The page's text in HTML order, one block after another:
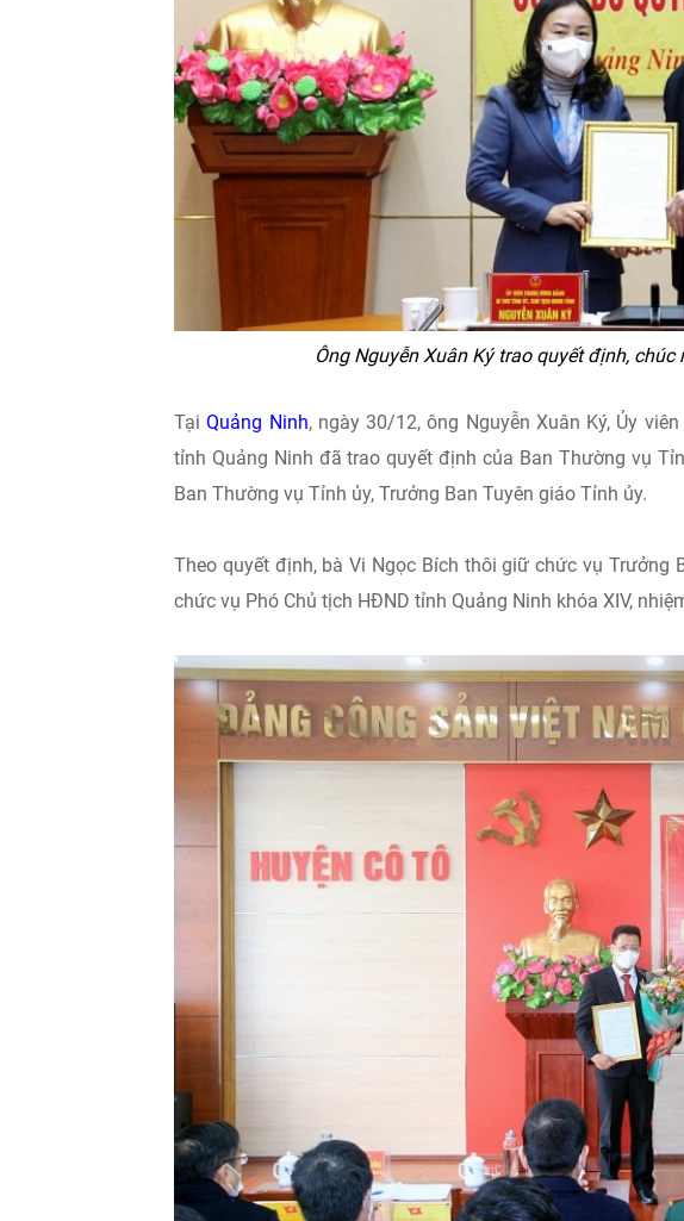
Ông Nguyễn Xuân Ký trao quyết định,
TạiQuảng Ninh, ngày 30/12, ông Nguyễn Xuân Ký, Ủy
tỉnh Quảng Ninh đã trao quyết định của Ban Thường vụ
Ban Thường vụ Tỉnh ủy, Trưởng Ban Tuyên giáo Tỉnh ủy.
Theo quyết định, bà Vi Ngọc Bích thôi giữ chức vụ Trưởng
chức vụ Phó Chủ tịch HĐND tỉnh Quảng Ninh khóa XIV,